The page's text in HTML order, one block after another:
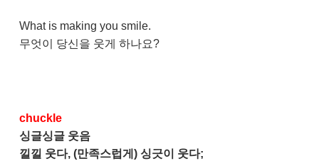
What is making you smile.
무엇이 당신을 웃게 하나요?
chuckle
싱글싱글 웃음
낄낄 웃다, (만족스럽게) 싱긋이 웃다;